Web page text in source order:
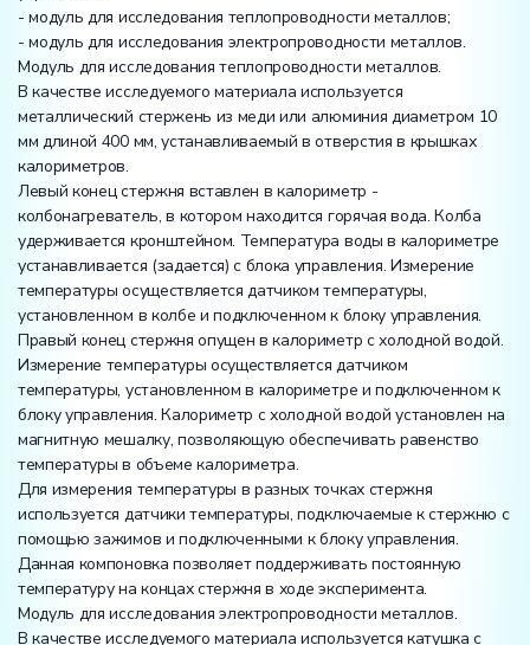
- модуль для исследования теплопроводности металлов;
- модуль для исследования электропроводности металлов.
Модуль для исследования теплопроводности металлов.
В качестве исследуемого материала используется
металлический стержень из меди или алюминия диаметром 10
мм длиной 400 мм, устанавливаемый в отверстия в крышках
калориметров.
Левый конец стержня вставлен в калориметр -
колбонагреватель, в котором находится горячая вода. Колба
удерживается кронштейном. Температура воды в калориметре
устанавливается (задается) с блока управления. Измерение
температуры осуществляется датчиком температуры,
установленном в колбе и подключенном к блоку управления.
Правый конец стержня опущен в калориметр с холодной водой.
Измерение температуры осуществляется датчиком
температуры, установленном в калориметре и подключенном к
блоку управления. Калориметр с холодной водой установлен на
магнитную мешалку, позволяющую обеспечивать равенство
температуры в объеме калориметра.
Для измерения температуры в разных точках стержня
используется датчики температуры, подключаемые к стержню с
помощью зажимов и подключенными к блоку управления.
Данная компоновка позволяет поддерживать постоянную
температуру на концах стержня в ходе эксперимента.
Модуль для исследования электропроводности металлов.
В качестве исследуемого материала используется катушка с